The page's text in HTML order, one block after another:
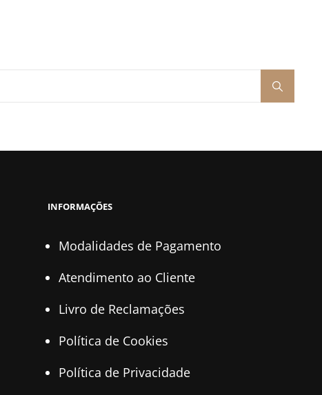
INFORMAÇÕES
Modalidades de Pagamento
Atendimento ao Cliente
Livro de Reclamações
Política de Cookies
Política de Privacidade